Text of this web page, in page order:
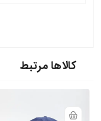
کالاها مرتبط